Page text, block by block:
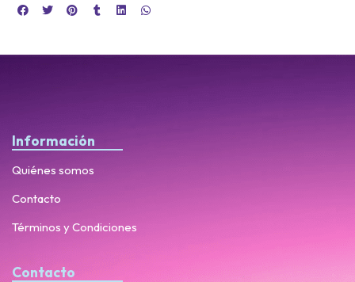
Información
Quiénes somos
Contacto
Términos y Condiciones
Contacto